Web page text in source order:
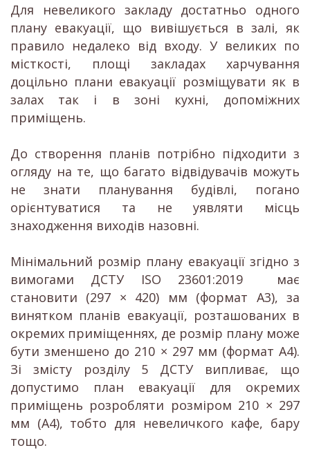
Для невеликого закладу достатньо одного
плану евакуації, що вивішується в залі, як
правило недалеко від входу. У великих по
місткості, площі закладах харчування
доцільно плани евакуації розміщувати як в
залах так і в зоні кухні, допоміжних
приміщень.
До створення планів потрібно підходити з
огляду на те, що багато відвідувачів можуть
не знати планування будівлі, погано
орієнтуватися та не уявляти місць
знаходження виходів назовні.
Мінімальний розмір плану евакуації згідно з
вимогами ДСТУ ISO 23601:2019 має
становити (297 × 420) мм (формат A3), за
винятком планів евакуації, розташованих в
окремих приміщеннях, де розмір плану може
бути зменшено до 210 × 297 мм (формат A4).
Зі змісту розділу 5 ДСТУ випливає, що
допустимо план евакуації для окремих
приміщень розробляти розміром 210 × 297
мм (A4), тобто для невеличкого кафе, бару
тощо.